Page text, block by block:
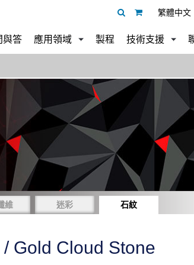
繁體中文
與答 應用領域 製程 技術支援
維 迷彩 石紋
Gold Cloud Stone